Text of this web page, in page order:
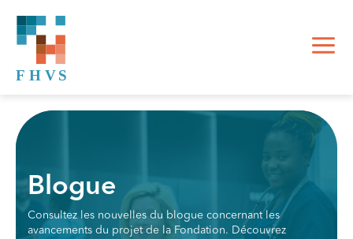
Blogue
Consultez les nouvelles du blogue concernant les
avancements du projet de la Fondation. Découvrez